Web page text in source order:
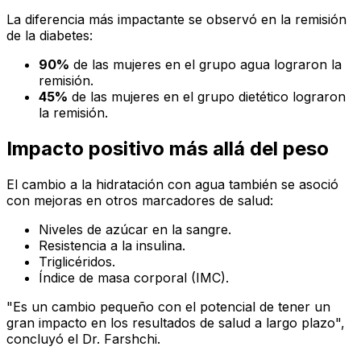
La diferencia más impactante se observó en la remisión
de la diabetes:
90% de las mujeres en el grupo agua lograron la
remisión.
45% de las mujeres en el grupo dietético lograron
la remisión.
Impacto positivo más allá del peso
El cambio a la hidratación con agua también se asoció
con mejoras en otros marcadores de salud:
Niveles de azúcar en la sangre.
Resistencia a la insulina.
Triglicéridos.
Índice de masa corporal (IMC).
"Es un cambio pequeño con el potencial de tener un
gran impacto en los resultados de salud a largo plazo",
concluyó el Dr. Farshchi.